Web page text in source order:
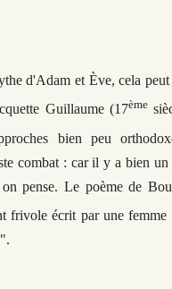
d'Adam et Ève, cela
Guillaume (17ème
bien peu
combat : car il y a bien un
pense. Le poème de
frivole écrit par une